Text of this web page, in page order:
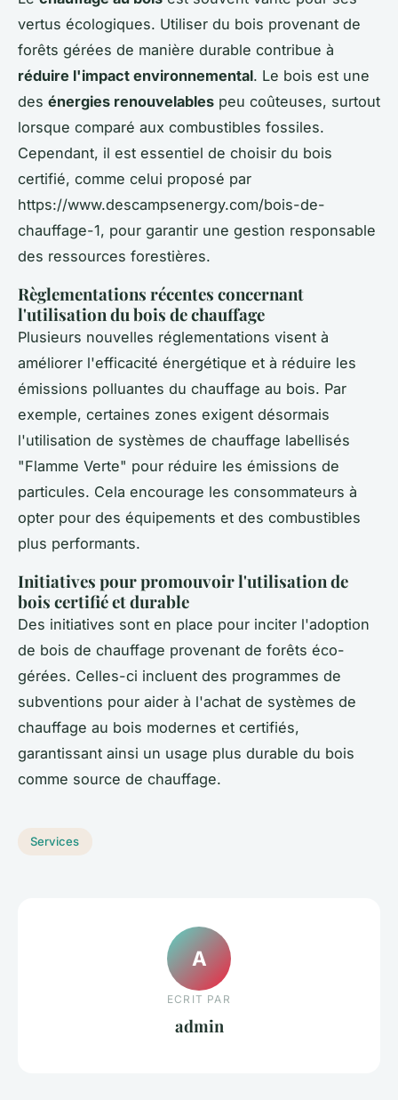
vertus écologiques. Utiliser du bois provenant de
forêts gérées de manière durable contribue à
réduire l'impact environnemental. Le bois est une
des énergies renouvelables peu coûteuses, surtout
lorsque comparé aux combustibles fossiles.
Cependant, il est essentiel de choisir du bois
certifié, comme celui proposé par
https://www.descampsenergy.com/bois-de-
chauffage-1, pour garantir une gestion responsable
des ressources forestières.
Règlementations récentes concernant
l'utilisation du bois de chauffage
Plusieurs nouvelles réglementations visent à
améliorer l'efficacité énergétique et à réduire les
émissions polluantes du chauffage au bois. Par
exemple, certaines zones exigent désormais
l'utilisation de systèmes de chauffage labellisés
"Flamme Verte" pour réduire les émissions de
particules. Cela encourage les consommateurs à
opter pour des équipements et des combustibles
plus performants.
Initiatives pour promouvoir l'utilisation de
bois certifié et durable
Des initiatives sont en place pour inciter l'adoption
de bois de chauffage provenant de forêts éco-
gérées. Celles-ci incluent des programmes de
subventions pour aider à l'achat de systèmes de
chauffage au bois modernes et certifiés,
garantissant ainsi un usage plus durable du bois
comme source de chauffage.
Services
A
ECRIT PAR
admin